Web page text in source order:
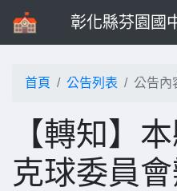
彰化縣芬園國
首頁 公告列表 公告內
【轉知】
克球委員